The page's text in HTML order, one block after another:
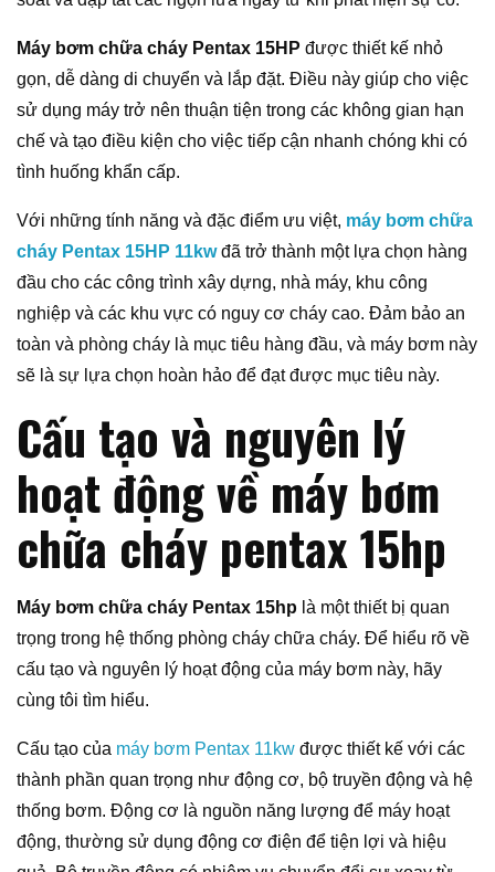
Máy bơm chữa cháy Pentax 15HP được thiết kế nhỏ
gọn, dễ dàng di chuyển và lắp đặt. Điều này giúp cho việc
sử dụng máy trở nên thuận tiện trong các không gian hạn
chế và tạo điều kiện cho việc tiếp cận nhanh chóng khi có
tình huống khẩn cấp.
Với những tính năng và đặc điểm ưu việt, máy bơm chữa
cháy Pentax 15HP 11kwđã trở thành một lựa chọn hàng
đầu cho các công trình xây dựng, nhà máy, khu công
nghiệp và các khu vực có nguy cơ cháy cao. Đảm bảo an
toàn và phòng cháy là mục tiêu hàng đầu, và máy bơm này
sẽ là sự lựa chọn hoàn hảo để đạt được mục tiêu này.
Cấu tạo và nguyên lý
hoạt động về máy bơm
chữa cháy pentax 15hp
Máy bơm chữa cháy Pentax 15hp là một thiết bị quan
trọng trong hệ thống phòng cháy chữa cháy. Để hiểu rõ về
cấu tạo và nguyên lý hoạt động của máy bơm này, hãy
cùng tôi tìm hiểu.
Cấu tạo của máy bơm Pentax 11kw được thiết kế với các
thành phần quan trọng như động cơ, bộ truyền động và hệ
thống bơm. Động cơ là nguồn năng lượng để máy hoạt
động, thường sử dụng động cơ điện để tiện lợi và hiệu